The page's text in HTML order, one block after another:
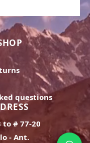
questions
to # 77-20
- Ant.